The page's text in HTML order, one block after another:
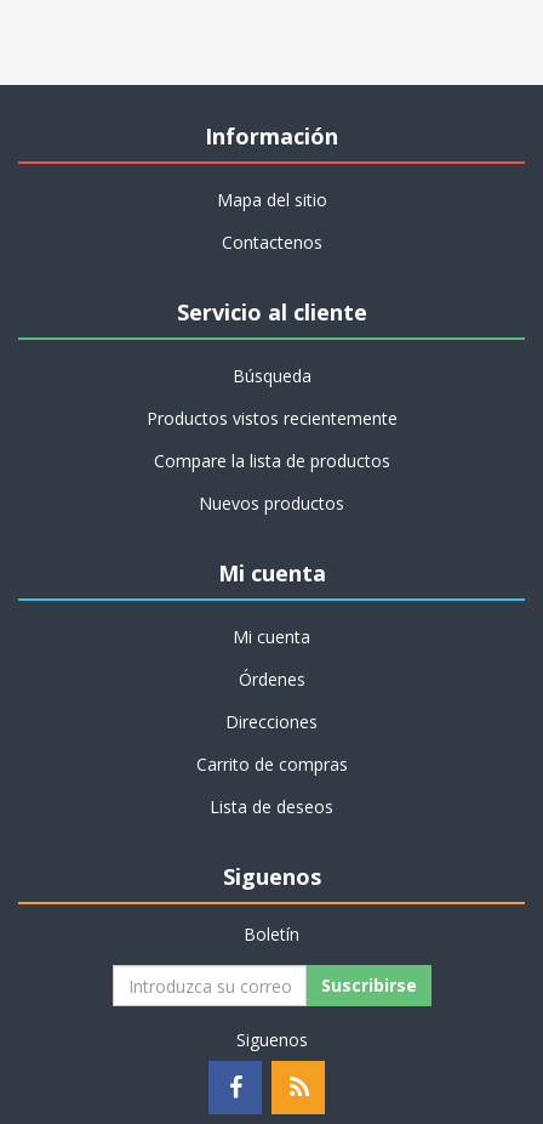
Información
Mapa del sitio
Contactenos
Servicio al cliente
Búsqueda
Productos vistos recientemente
Compare la lista de productos
Nuevos productos
Mi cuenta
Mi cuenta
Órdenes
Direcciones
Carrito de compras
Lista de deseos
Siguenos
Boletín
Suscribirse
Siguenos